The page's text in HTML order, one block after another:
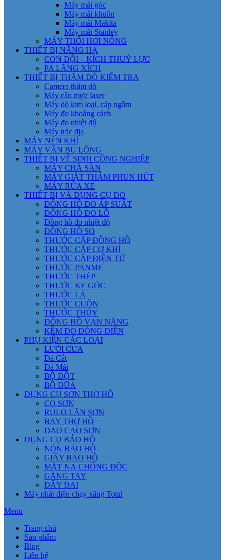
Máy mài góc
Máy mài khuôn
Máy mài Makita
Máy mài Stanley
MÁY THỔI HƠI NÓNG
THIẾT BỊ NÂNG HẠ
CON ĐỘI – KÍCH THUỶ LỰC
PA LĂNG XÍCH
THIẾT BỊ THĂM DÒ KIỂM TRA
Camera thăm dò
Máy cân mực laser
Máy dò kim loại, cáp ngầm
Máy đo khoảng cách
Máy đo nhiệt độ
Máy trắc địa
MÁY NÉN KHÍ
MÁY VẶN BU LÔNG
THIẾT BỊ VỆ SINH CÔNG NGHIỆP
MÁY CHÀ SÀN
MÁY GIẶT THẢM PHUN HÚT
MÁY RỬA XE
THIẾT BỊ VÀ DỤNG CỤ ĐO
ĐỒNG HỒ ĐO ÁP SUẤT
ĐỒNG HỒ ĐO LỖ
Đồng hồ đo nhiệt độ
ĐỒNG HỒ SO
THƯỚC CẶP ĐỒNG HỒ
THƯỚC CẶP CƠ KHÍ
THƯỚC CẶP ĐIỆN TỬ
THƯỚC PANME
THƯỚC THÉP
THƯỚC KE GÓC
THƯỚC LÁ
THƯỚC CUỘN
THƯỚC THỦY
ĐỒNG HỒ VẠN NĂNG
KỀM ĐO DÒNG ĐIỆN
PHỤ KIỆN CÁC LOẠI
LƯỠI CƯA
Đá Cắt
Đá Mài
BỘ ĐỘT
BỘ DŨA
DỤNG CỤ SƠN THỢ HỒ
CỌ SƠN
RULO LĂN SƠN
BAY THỢ HỒ
DAO CẠO SƠN
DỤNG CỤ BẢO HỘ
NÓN BẢO HỘ
GIẦY BẢO HỘ
MẶT NẠ CHỐNG ĐỘC
GĂNG TAY
DÂY ĐAI
Máy phát điện chạy xăng Total
Menu
Trang chủ
Sản phẩm
Blog
Liên hệ